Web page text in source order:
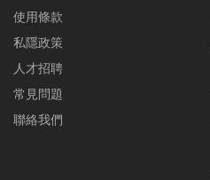
使用條款
私隱政策
人才招聘
常見問題
聯絡我們